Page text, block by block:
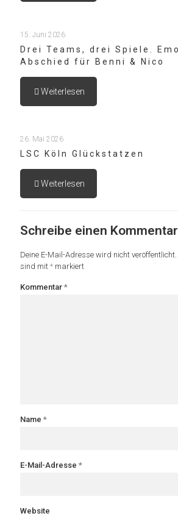
15. Juni 2026
Drei Teams, drei Spiele.
Abschied für Benni & Nico
Weiterlesen
26. Mai 2026
LSC Köln Glückstatzen
Weiterlesen
Schreibe einen Kommentar
Deine E-Mail-Adresse wird nicht veröffentlicht.
sind mit * markiert
Kommentar *
Name *
E-Mail-Adresse *
Website